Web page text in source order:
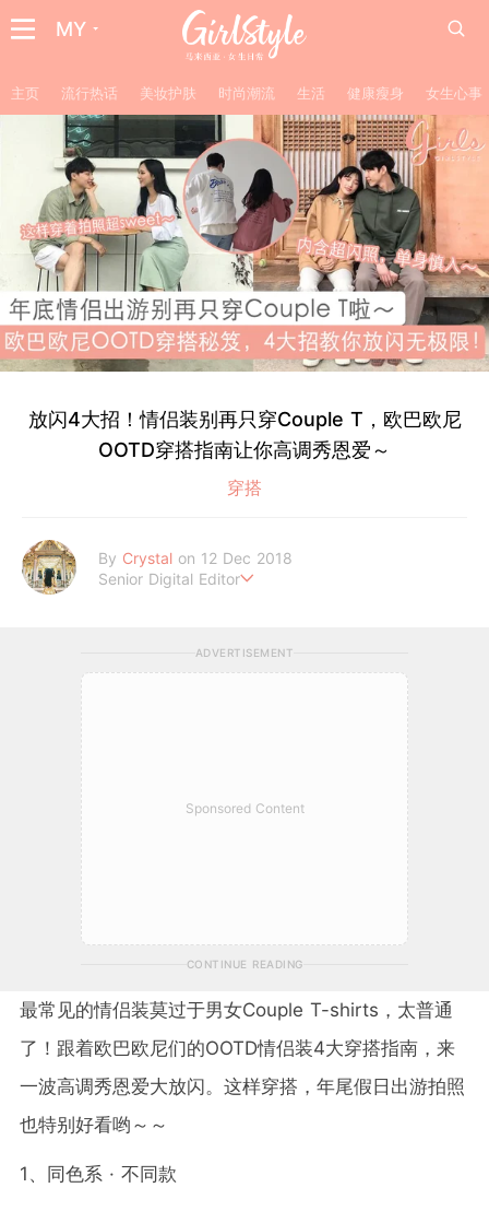
MY
主页 流行热话 美妆护肤 时尚潮流 生活 健康瘦身 女生心事
放闪4大招！情侣装别再只穿Couple T，欧巴欧尼
OOTD穿搭指南让你高调秀恩爱～
穿搭
By Crystal on 12 Dec 2018
Senior Digital Editor
ADVERTISEMENT
Sponsored Content
CONTINUE READING
最常见的情侣装莫过于男女Couple T-shirts，太普通
了！跟着欧巴欧尼们的OOTD情侣装4大穿搭指南，来
一波高调秀恩爱大放闪。这样穿搭，年尾假日出游拍照
也特别好看哟～～
1、同色系 · 不同款